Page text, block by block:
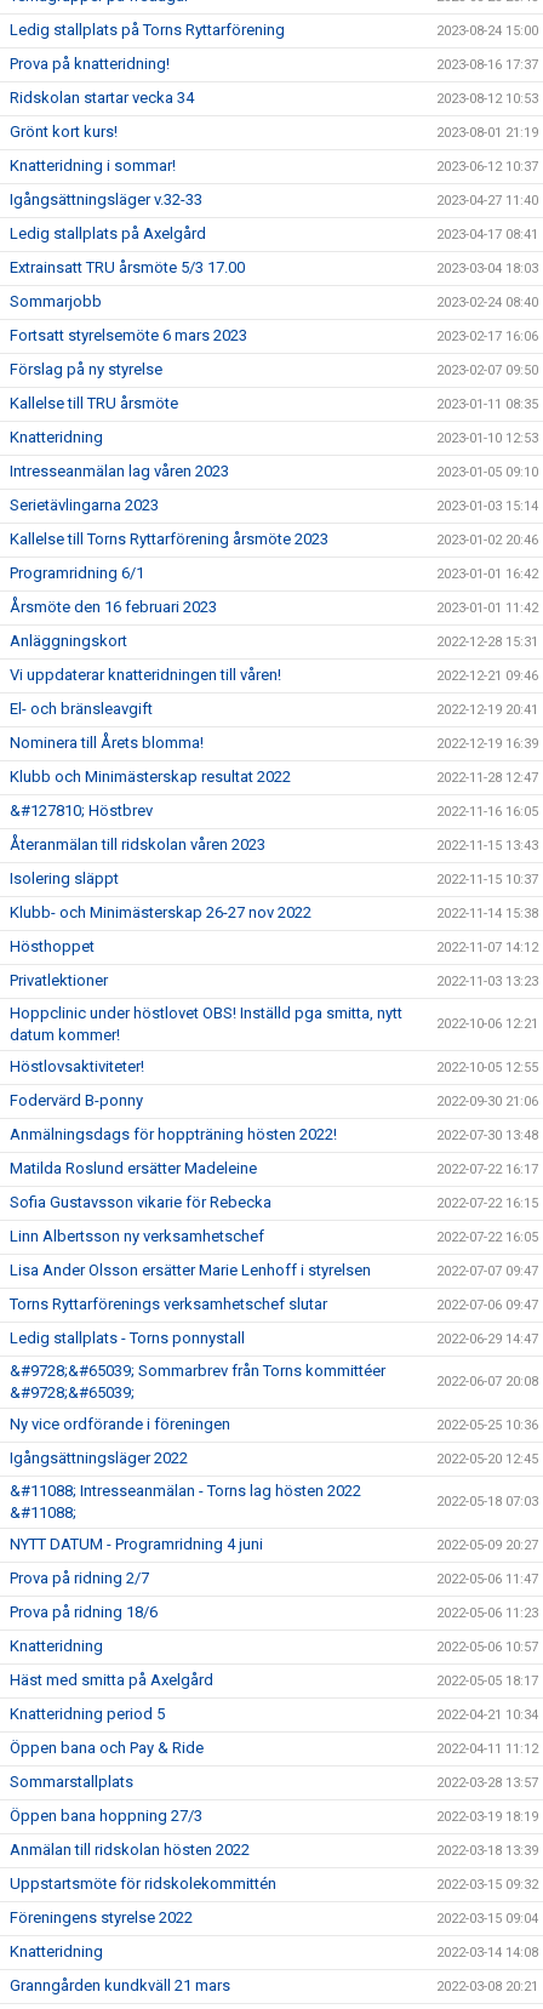
Ledig stallplats på Torns Ryttarförening 2023-08-24 15:00
Prova på knatteridning! 2023-08-16 17:37
Ridskolan startar vecka 34 2023-08-12 10:53
Grönt kort kurs! 2023-08-01 21:19
Knatteridning i sommar! 2023-06-12 10:37
Igångsättningsläger v.32-33 2023-04-27 11:40
Ledig stallplats på Axelgård 2023-04-17 08:41
Extrainsatt TRU årsmöte 5/3 17.00 2023-03-04 18:03
Sommarjobb 2023-02-24 08:40
Fortsatt styrelsemöte 6 mars 2023 2023-02-17 16:06
Förslag på ny styrelse 2023-02-07 09:50
Kallelse till TRU årsmöte 2023-01-11 08:35
Knatteridning 2023-01-10 12:53
Intresseanmälan lag våren 2023 2023-01-05 09:10
Serietävlingarna 2023 2023-01-03 15:14
Kallelse till Torns Ryttarförening årsmöte 2023 2023-01-02 20:46
Programridning 6/1 2023-01-01 16:42
Årsmöte den 16 februari 2023 2023-01-01 11:42
Anläggningskort 2022-12-28 15:31
Vi uppdaterar knatteridningen till våren! 2022-12-21 09:46
El- och bränsleavgift 2022-12-19 20:41
Nominera till Årets blomma! 2022-12-19 16:39
Klubb och Minimästerskap resultat 2022 2022-11-28 12:47
&#127810; Höstbrev 2022-11-16 16:05
Återanmälan till ridskolan våren 2023 2022-11-15 13:43
Isolering släppt 2022-11-15 10:37
Klubb- och Minimästerskap 26-27 nov 2022 2022-11-14 15:38
Hösthoppet 2022-11-07 14:12
Privatlektioner 2022-11-03 13:23
Hoppclinic under höstlovet OBS! Inställd pga smitta, nytt
datum kommer!
2022-10-06 12:21
Höstlovsaktiviteter! 2022-10-05 12:55
Fodervärd B-ponny 2022-09-30 21:06
Anmälningsdags för hoppträning hösten 2022! 2022-07-30 13:48
Matilda Roslund ersätter Madeleine 2022-07-22 16:17
Sofia Gustavsson vikarie för Rebecka 2022-07-22 16:15
Linn Albertsson ny verksamhetschef 2022-07-22 16:05
Lisa Ander Olsson ersätter Marie Lenhoff i styrelsen 2022-07-07 09:47
Torns Ryttarförenings verksamhetschef slutar 2022-07-06 09:47
Ledig stallplats - Torns ponnystall 2022-06-29 14:47
&#9728;&#65039; Sommarbrev från Torns kommittéer
&#9728;&#65039;
2022-06-07 20:08
Ny vice ordförande i föreningen 2022-05-25 10:36
Igångsättningsläger 2022 2022-05-20 12:45
&#11088; Intresseanmälan - Torns lag hösten 2022
&#11088;
2022-05-18 07:03
NYTT DATUM - Programridning 4 juni 2022-05-09 20:27
Prova på ridning 2/7 2022-05-06 11:47
Prova på ridning 18/6 2022-05-06 11:23
Knatteridning 2022-05-06 10:57
Häst med smitta på Axelgård 2022-05-05 18:17
Knatteridning period 5 2022-04-21 10:34
Öppen bana och Pay & Ride 2022-04-11 11:12
Sommarstallplats 2022-03-28 13:57
Öppen bana hoppning 27/3 2022-03-19 18:19
Anmälan till ridskolan hösten 2022 2022-03-18 13:39
Uppstartsmöte för ridskolekommittén 2022-03-15 09:32
Föreningens styrelse 2022 2022-03-15 09:04
Knatteridning 2022-03-14 14:08
Granngården kundkväll 21 mars 2022-03-08 20:21